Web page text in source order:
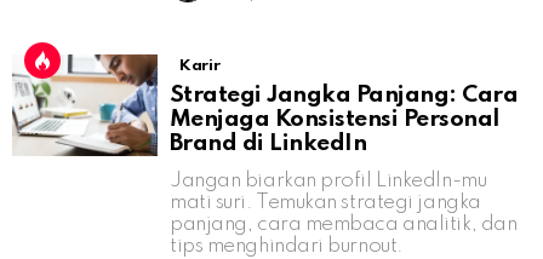
Karir
Strategi Jangka Panjang: Cara
Menjaga Konsistensi Personal
Brand di LinkedIn
Jangan biarkan profil LinkedIn-mu
mati suri. Temukan strategi jangka
panjang, cara membaca analitik, dan
tips menghindari burnout.